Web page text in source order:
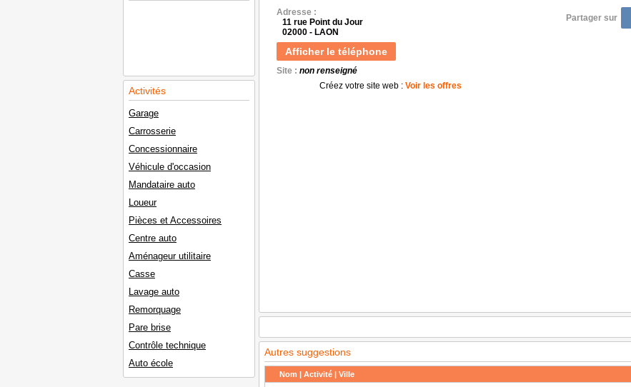
Activités
Garage
Carrosserie
Concessionnaire
Véhicule d'occasion
Mandataire auto
Loueur
Pièces et Accessoires
Centre auto
Aménageur utilitaire
Casse
Lavage auto
Remorquage
Pare brise
Contrôle technique
Auto école
Adresse :
11 rue Point du Jour
02000 - LAON
Afficher le téléphone
Site : non renseigné
Créez votre site web : Voir les offres
Partager sur
Autres suggestions
Nom | Activité | Ville